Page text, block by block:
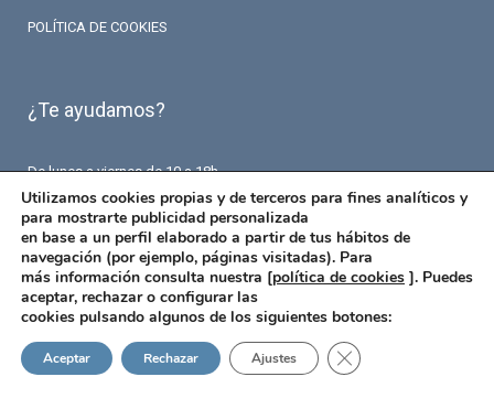
POLÍTICA DE COOKIES
¿Te ayudamos?
De lunes a viernes de 10 a 18h.
T. 93 426 84 84
F. 93 426 18 87
info@fermaseguros.com
Avinguda de Mistral 10
Entresuelo – 6 puerta
08015 Barcelona
Utilizamos cookies propias y de terceros para fines analíticos y
para mostrarte publicidad personalizada
en base a un perfil elaborado a partir de tus hábitos de
navegación (por ejemplo, páginas visitadas). Para
más información consulta nuestra [política de cookies ]. Puedes
aceptar, rechazar o configurar las
cookies pulsando algunos de los siguientes botones:
Aceptar Rechazar Ajustes Cerrar el banner de